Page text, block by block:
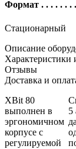
Формат . . . . . . .
Стационарный
Описание
Характеристики
Отзывы
Доставка и
XBit 80
выполнен в
эргономичном
корпусе с
регулируемой
5